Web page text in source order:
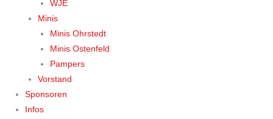
WJE
Minis
Minis Ohrstedt
Minis Ostenfeld
Pampers
Vorstand
Sponsoren
Infos